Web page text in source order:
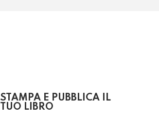
STAMPA E PUBBLICA IL
TUO LIBRO